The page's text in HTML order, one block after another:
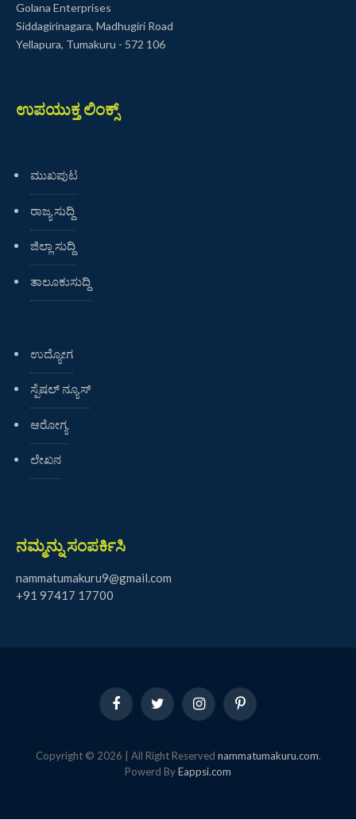
Golana Enterprises
Siddagirinagara, Madhugiri Road
Yellapura, Tumakuru - 572 106
ಉಪಯುಕ್ತ ಲಿಂಕ್ಸ್
ಮುಖಪುಟ
ರಾಜ್ಯ ಸುದ್ದಿ
ಜಿಲ್ಲಾ ಸುದ್ದಿ
ತಾಲೂಕುಸುದ್ದಿ
ಉದ್ಯೋಗ
ಸ್ಪೆಷಲ್ ನ್ಯೂಸ್
ಆರೋಗ್ಯ
ಲೇಖನ
ನಮ್ಮನ್ನು ಸಂಪರ್ಕಿಸಿ
nammatumakuru9@gmail.com
+91 97417 17700
FacebookTwitter InstagramPinterest
Copyright © 2026 | All Right Reserved nammatumakuru.com.
Powerd ByEappsi.com